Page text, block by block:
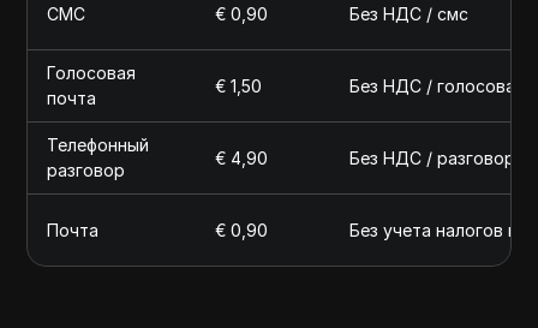
СМС € 0,90 Без НДС / смс
Голосовая
почта
€ 1,50 Без НДС / голосовая
Телефонный
разговор
€ 4,90 Без НДС / разговор
Почта € 0,90 Без учета налогов и